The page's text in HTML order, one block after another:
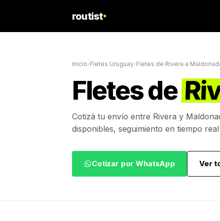
routist
Inicio›Fletes Uruguay›Fletes de Rivera a
Fletes de
Cotizá tu envío entre Rivera y
disponibles, seguimiento en tiempo
Cotizar por WhatsApp Ver